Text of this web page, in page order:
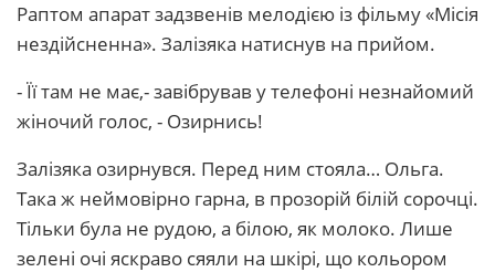
Раптом апарат задзвенів мелодією із фільму «Місія
нездійсненна». Залізяка натиснув на прийом.
- Її там не має,- завібрував у телефоні незнайомий
жіночий голос, - Озирнись!
Залізяка озирнувся. Перед ним стояла… Ольга.
Така ж неймовірно гарна, в прозорій білій сорочці.
Тільки була не рудою, а білою, як молоко. Лише
зелені очі яскраво сяяли на шкірі, що кольором